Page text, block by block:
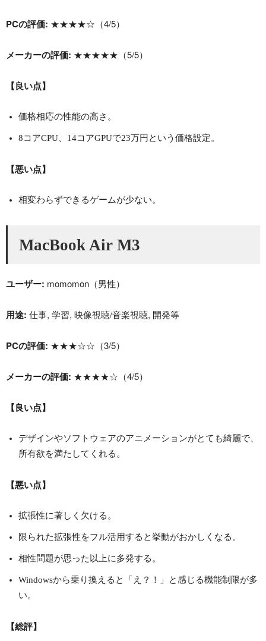
PCの評価: ★★★★☆（4/5）
メーカーの評価: ★★★★★（5/5）
【良い点】
価格相応の性能の高さ。
8コアCPU、14コアGPUで23万円という価格設定。
【悪い点】
相変わらずできるゲームが少ない。
MacBook Air M3
ユーザー: momomon（男性）
用途: 仕事, 学習, 映像視聴/音楽視聴, 開発等
PCの評価: ★★★☆☆（3/5）
メーカーの評価: ★★★★☆（4/5）
【良い点】
デザインやソフトウェアのアニメーションがとても綺麗で、
所有欲を満たしてくれる。
【悪い点】
拡張性に著しく欠ける。
限られた拡張性をフル活用すると挙動がおかしくなる。
相性問題が思った以上に多発する。
Windowsから乗り換えると「え？！」と感じる機能制限が多
い。
【総評】